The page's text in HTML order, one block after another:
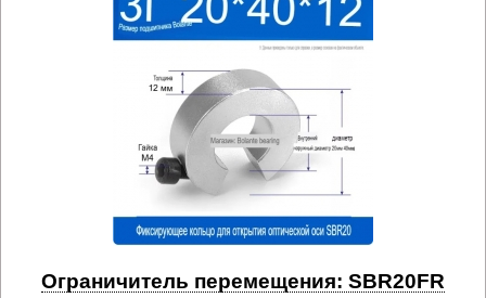
Ограничитель перемещения: SBR20FR